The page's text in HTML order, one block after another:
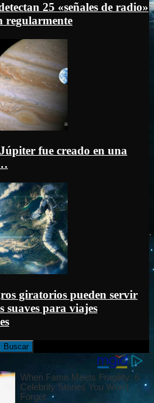
25 «señales de radio»
regularmente
fue creado en una
giratorios pueden servir
suaves para viajes